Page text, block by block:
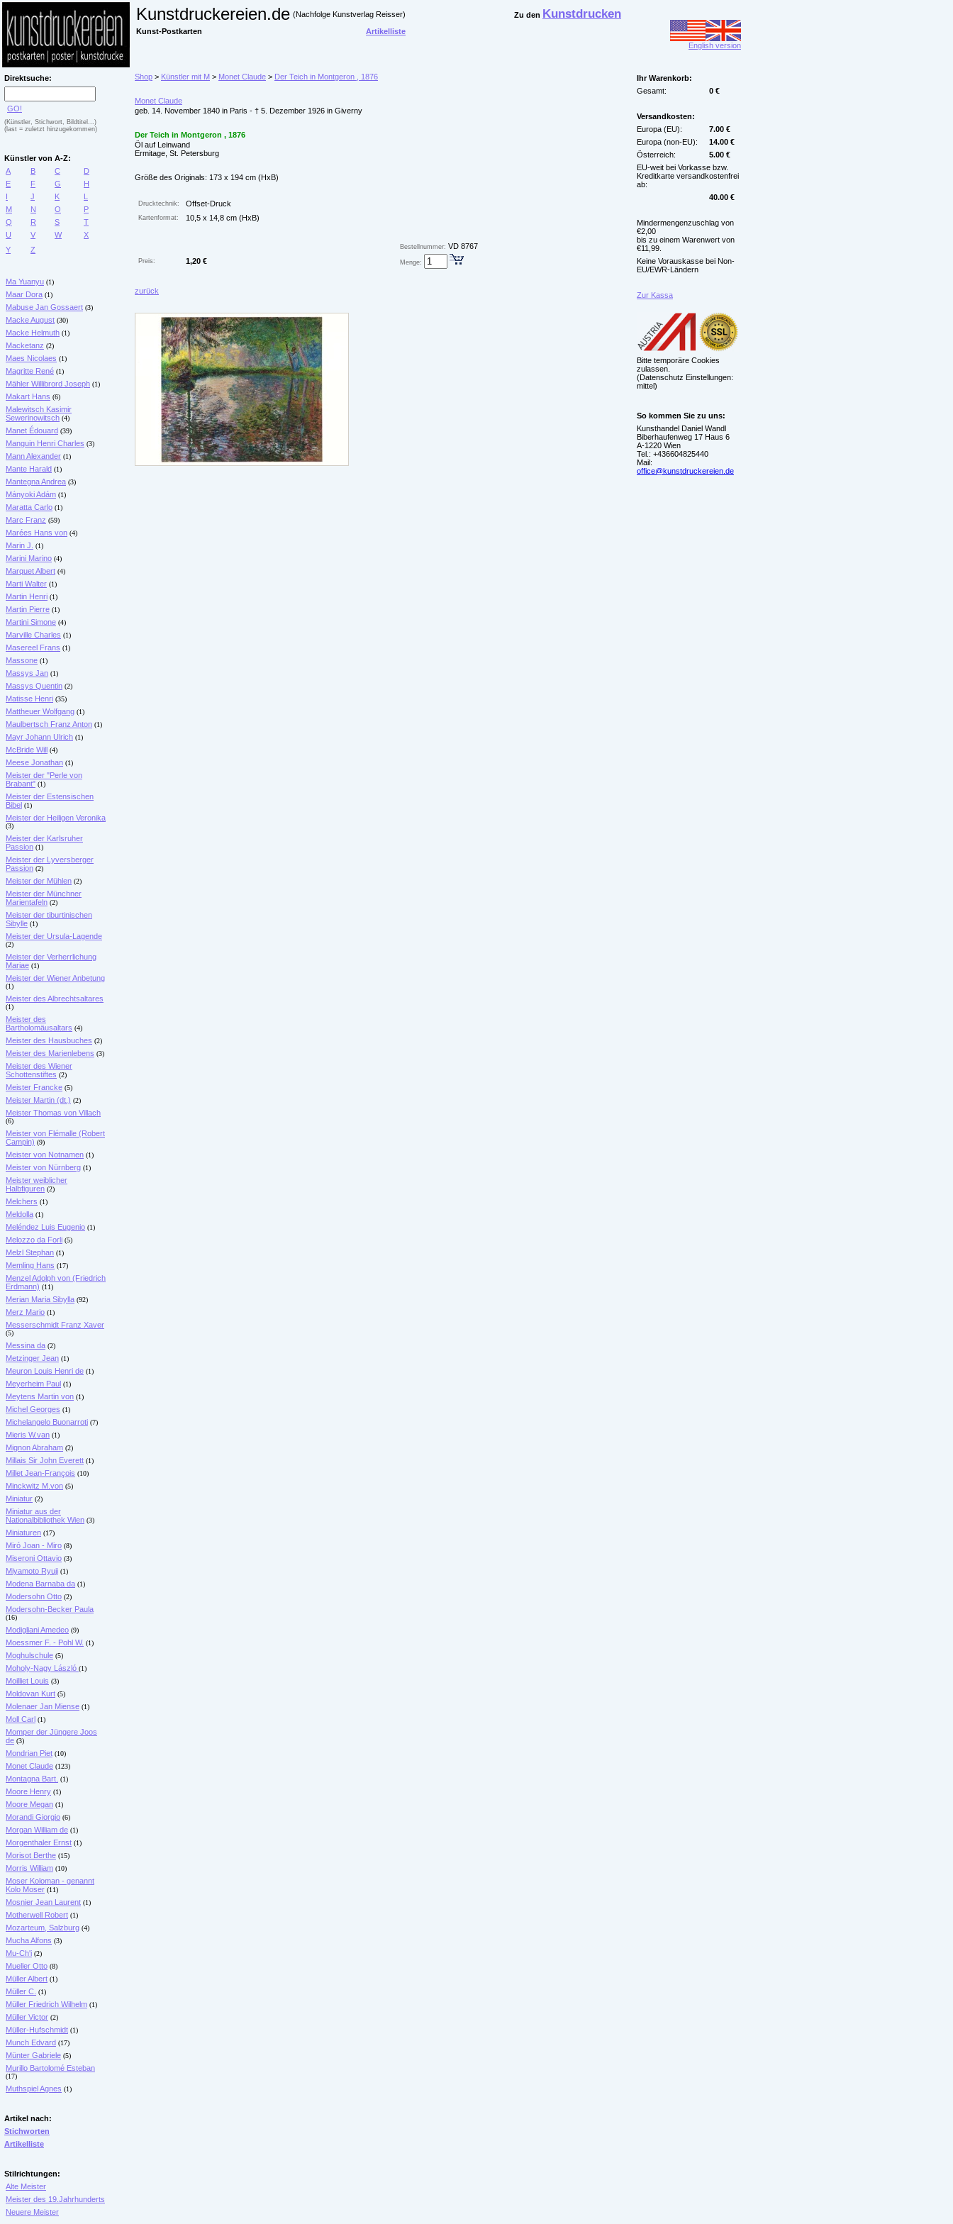
Kunstdruckereien.de (Nachfolge Kunstverlag Reisser) Zu den Kunstdrucken
Kunst-Postkarten
Artikelliste
English version
Direktsuche:
GO!
(Künstler, Stichwort, Bildtitel...)
(last = zuletzt hinzugekommen)
Künstler von A-Z:
A
B C
D
E
F G
H
I
J K
L
M
N O
P
Q
R S
T
U
V W
X
Y
Z
Ma Yuanyu (1)
Maar Dora (1)
Mabuse Jan Gossaert (3)
Macke August (30)
Macke Helmuth (1)
Macketanz (2)
Maes Nicolaes (1)
Magritte René (1)
Mähler Willibrord Joseph (1)
Makart Hans (6)
Malewitsch Kasimir
Sewerinowitsch (4)
Manet Édouard (39)
Manguin Henri Charles (3)
Mann Alexander (1)
Mante Harald (1)
Mantegna Andrea (3)
Mányoki Adám (1)
Maratta Carlo (1)
Marc Franz (59)
Marées Hans von (4)
Marin J. (1)
Marini Marino (4)
Marquet Albert (4)
Marti Walter (1)
Martin Henri (1)
Martin Pierre (1)
Martini Simone (4)
Marville Charles (1)
Masereel Frans (1)
Massone (1)
Massys Jan (1)
Massys Quentin (2)
Matisse Henri (35)
Mattheuer Wolfgang (1)
Maulbertsch Franz Anton (1)
Mayr Johann Ulrich (1)
McBride Will (4)
Meese Jonathan (1)
Meister der "Perle von
Brabant" (1)
Meister der Estensischen
Bibel (1)
Meister der Heiligen Veronika
(3)
Meister der Karlsruher
Passion (1)
Meister der Lyversberger
Passion (2)
Meister der Mühlen (2)
Meister der Münchner
Marientafeln (2)
Meister der tiburtinischen
Sibylle (1)
Meister der Ursula-Lagende
(2)
Meister der Verherrlichung
Mariae (1)
Meister der Wiener Anbetung
(1)
Meister des Albrechtsaltares
(1)
Meister des
Bartholomäusaltars (4)
Meister des Hausbuches (2)
Meister des Marienlebens (3)
Meister des Wiener
Schottenstiftes (2)
Meister Francke (5)
Meister Martin (dt.) (2)
Meister Thomas von Villach
(6)
Meister von Flémalle (Robert
Campin) (9)
Meister von Notnamen (1)
Meister von Nürnberg (1)
Meister weiblicher
Halbfiguren (2)
Melchers (1)
Meldolla (1)
Meléndez Luis Eugenio (1)
Melozzo da Forli (5)
Melzl Stephan (1)
Memling Hans (17)
Menzel Adolph von (Friedrich
Erdmann) (11)
Merian Maria Sibylla (92)
Merz Mario (1)
Messerschmidt Franz Xaver
(5)
Messina da (2)
Metzinger Jean (1)
Meuron Louis Henri de (1)
Meyerheim Paul (1)
Meytens Martin von (1)
Michel Georges (1)
Michelangelo Buonarroti (7)
Mieris W.van (1)
Mignon Abraham (2)
Millais Sir John Everett (1)
Millet Jean-François (10)
Minckwitz M.von (5)
Miniatur (2)
Miniatur aus der
Nationalbibliothek Wien (3)
Miniaturen (17)
Miró Joan - Miro (8)
Miseroni Ottavio (3)
Miyamoto Ryuji (1)
Modena Barnaba da (1)
Modersohn Otto (2)
Modersohn-Becker Paula
(16)
Modigliani Amedeo (9)
Moessmer F. - Pohl W. (1)
Moghulschule (5)
Moholy-Nagy László (1)
Moilliet Louis (3)
Moldovan Kurt (5)
Molenaer Jan Miense (1)
Moll Carl (1)
Momper der Jüngere Joos
de (3)
Mondrian Piet (10)
Monet Claude (123)
Montagna Bart. (1)
Moore Henry (1)
Moore Megan (1)
Morandi Giorgio (6)
Morgan William de (1)
Morgenthaler Ernst (1)
Morisot Berthe (15)
Morris William (10)
Moser Koloman - genannt
Kolo Moser (11)
Mosnier Jean Laurent (1)
Motherwell Robert (1)
Mozarteum, Salzburg (4)
Mucha Alfons (3)
Mu-Ch'i (2)
Mueller Otto (8)
Müller Albert (1)
Müller C. (1)
Müller Friedrich Wilhelm (1)
Müller Victor (2)
Müller-Hufschmidt (1)
Munch Edvard (17)
Münter Gabriele (5)
Murillo Bartolomé Esteban
(17)
Muthspiel Agnes (1)
Artikel nach:
Stichworten
Artikelliste
Stilrichtungen:
Alte Meister
Meister des 19.Jahrhunderts
Neuere Meister
Shop > Künstler mit M > Monet Claude > Der Teich in Montgeron , 1876
Monet Claude
geb. 14. November 1840 in Paris - † 5. Dezember 1926 in Giverny
Der Teich in Montgeron , 1876
Öl auf Leinwand
Ermitage, St. Petersburg
Größe des Originals: 173 x 194 cm (HxB)
Drucktechnik: Offset-Druck
Kartenformat: 10,5 x 14,8 cm (HxB)
Bestellnummer: VD 8767
Preis: 1,20 € Menge:
zurück
Ihr Warenkorb:
Gesamt:
0 €
Versandkosten:
Europa (EU):
7.00 €
Europa (non-EU):
14.00 €
Österreich:
5.00 €
EU-weit bei Vorkasse bzw.
Kreditkarte versandkostenfrei
ab:
40.00 €
Mindermengenzuschlag von
€2,00
bis zu einem Warenwert von
€11,99.
Keine Vorauskasse bei Non-
EU/EWR-Ländern
Zur Kassa
Bitte temporäre Cookies
zulassen.
(Datenschutz Einstellungen:
mittel)
So kommen Sie zu uns:
Kunsthandel Daniel Wandl
Biberhaufenweg 17 Haus 6
A-1220 Wien
Tel.: +436604825440
Mail:
office@kunstdruckereien.de